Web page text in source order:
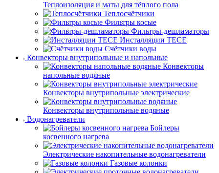
Теплоизоляция и маты для тёплого пола
Теплосчётчики
Фильтры косые
Фильтры-дешламаторы
Инсталляции TECE
Счётчики воды
Конвекторы внутрипольные и напольные
Конвекторы
напольные водяные
Конвекторы внутрипольные электрические
Конвекторы внутрипольные водяные
Водонагреватели
Бойлеры
косвенного нагрева
Электрические накопительные водонагреватели
Газовые колонки